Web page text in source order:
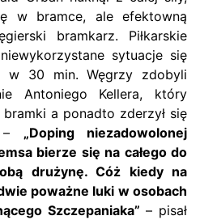
w bramce, ale efektowną
bramkarz. Piłkarskie
sytuacje się
w 30 min. Węgrzy zdobyli
Antoniego Kellera, który
a ponadto zderzył się
– „Doping niezadowolonej
bierze się na całego do
drużynę. Cóż kiedy na
poważne luki w osobach
Szczepaniaka” – pisał